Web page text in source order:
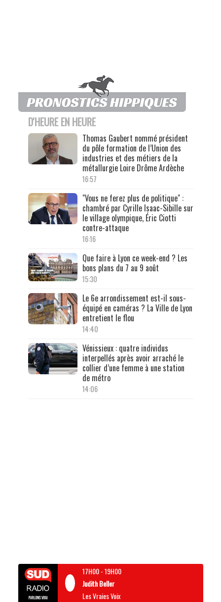
D'HEURE EN HEURE
Thomas Gaubert nommé président
du pôle formation de l’Union des
industries et des métiers de la
métallurgie Loire Drôme Ardèche
16:57
"Vous ne ferez plus de politique" :
chambré par Cyrille Isaac-Sibille sur
le village olympique, Éric Ciotti
contre-attaque
16:16
Que faire à Lyon ce week-end ? Les
bons plans du 7 au 9 août
15:30
Le 6e arrondissement est-il sous-
équipé en caméras ? La Ville de Lyon
entretient le flou
14:40
Vénissieux : quatre individus
interpellés après avoir arraché le
collier d’une femme à une station
de métro
14:06
17H00-19H00
Judith Beller
Les Vraies Voix